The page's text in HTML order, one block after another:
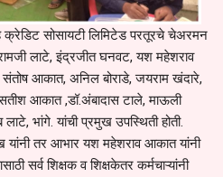
सोसायटी लिमिटेड परतूरचे चेअरमन
लाटे, इंद्रजीत घनवट, यश महेशराव
आकात, अनिल बोराडे, जयराम खंदारे,
आकात ,डॉ.अंबादास टाले, माऊली
भांगे. यांची प्रमुख उपस्थिती होती.
तर आभार यश महेशराव आकात यांनी
सर्व शिक्षक व शिक्षकेतर कर्मचाऱ्यांनी